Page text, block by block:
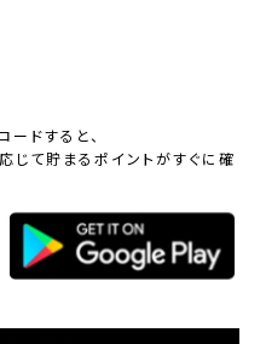
ドすると、
じて貯まるポイントがすぐに確